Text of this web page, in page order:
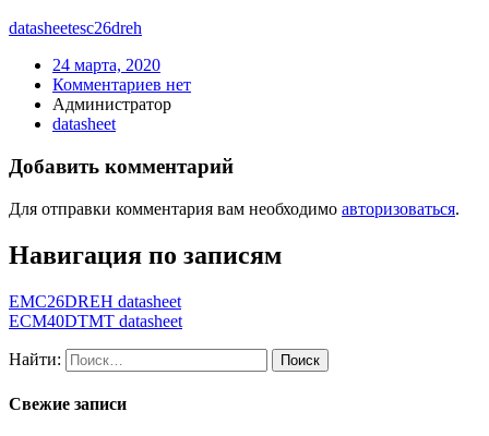
datasheetesc26dreh
24 марта, 2020
Комментариев нет
Администратор
datasheet
Добавить комментарий
Для отправки комментария вам необходимо авторизоваться.
Навигация по записям
EMC26DREH datasheet
ECM40DTMT datasheet
Найти:
Свежие записи